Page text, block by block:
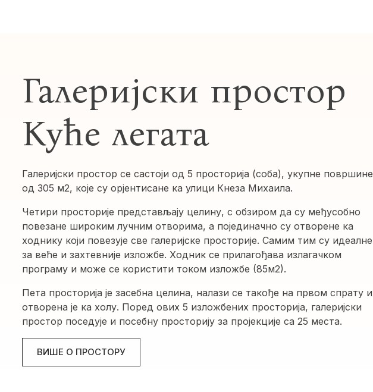
Галеријски простор
Куће легата
Галеријски простор се састоји од 5 просторија (соба), укупне површине
од 305 м2, које су орјентисане ка улици Кнеза Михаила.
Четири просторије представљају целину, с обзиром да су међусобно
повезане широким лучним отворима, а појединачно су отворене ка
ходнику који повезује све галеријске просторије. Самим тим су идеалне
за веће и захтевније изложбе. Ходник се прилагођава излагачком
програму и може се користити током изложбе (85м2).
Пета просторија је засебна целина, налази се такође на првом спрату и
отворена је ка холу. Поред ових 5 изложбених просторија, галеријски
простор поседује и посебну просторију за пројекције са 25 места.
ВИШЕ О ПРОСТОРУ